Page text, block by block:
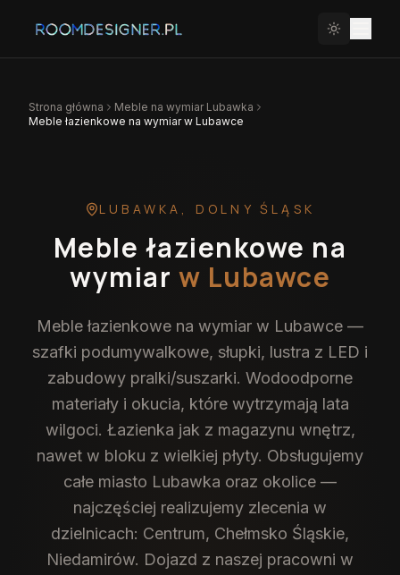
Strona główna Meble na wymiar Lubawka
Meble łazienkowe na wymiar w Lubawce
LUBAWKA , DOLNY ŚLĄSK
Meble łazienkowe na
wymiar w Lubawce
Meble łazienkowe na wymiar w Lubawce —
szafki podumywalkowe, słupki, lustra z LED i
zabudowy pralki/suszarki. Wodoodporne
materiały i okucia, które wytrzymają lata
wilgoci. Łazienka jak z magazynu wnętrz,
nawet w bloku z wielkiej płyty. Obsługujemy
całe miasto Lubawka oraz okolice —
najczęściej realizujemy zlecenia w
dzielnicach: Centrum, Chełmsko Śląskie,
Niedamirów. Dojazd z naszej pracowni w